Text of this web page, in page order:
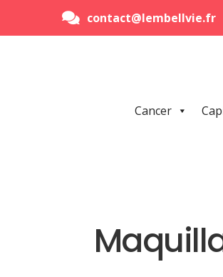
 contact@lembellvie.fr
Cancer